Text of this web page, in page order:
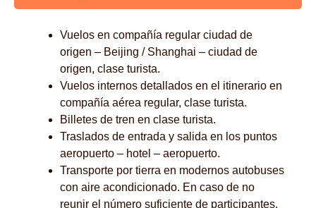
Vuelos en compañía regular ciudad de
origen – Beijing / Shanghai – ciudad de
origen, clase turista.
Vuelos internos detallados en el itinerario en
compañía aérea regular, clase turista.
Billetes de tren en clase turista.
Traslados de entrada y salida en los puntos
aeropuerto – hotel – aeropuerto.
Transporte por tierra en modernos autobuses
con aire acondicionado. En caso de no
reunir el número suficiente de participantes,